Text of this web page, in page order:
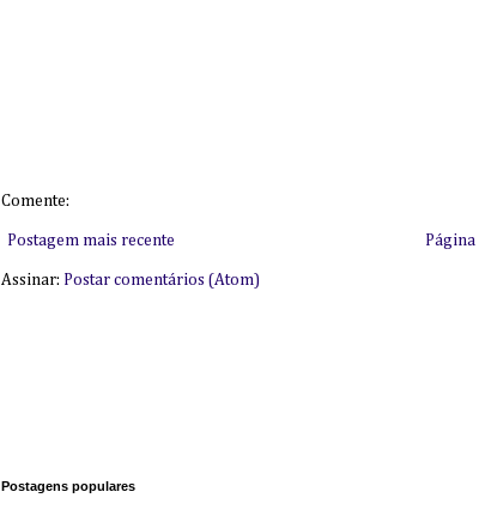
Comente:
Postagem mais recente
Assinar: Postar comentários (Atom)
Postagens populares